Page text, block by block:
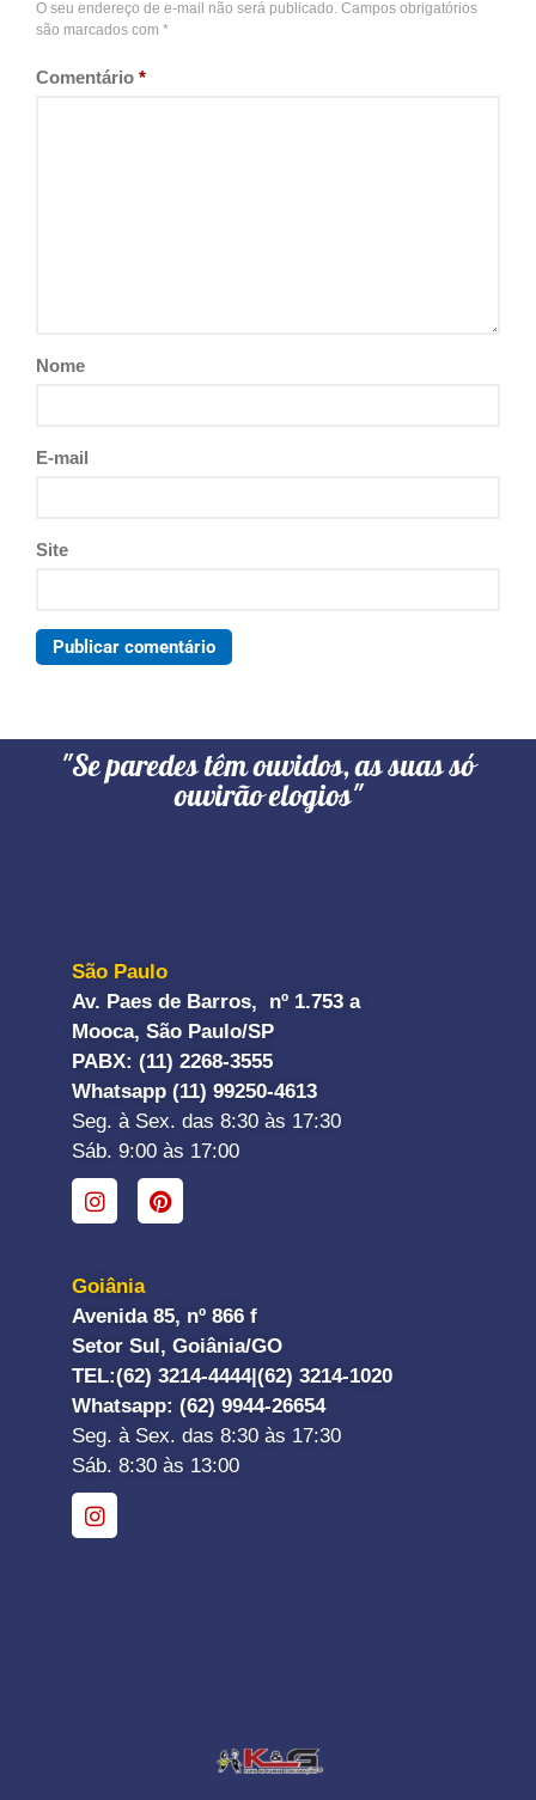
O seu endereço de e-mail não será publicado. Campos obrigatórios
são marcados com *
Comentário *
Nome
E-mail
Site
"Se paredes têm ouvidos, as suas só
ouvirão elogios"
São Paulo
Av. Paes de Barros, nº 1.753 a
Mooca, São Paulo/SP
PABX: (11) 2268-3555
Whatsapp (11) 99250-4613
Seg. à Sex. das 8:30 às 17:30
Sáb. 9:00 às 17:00
Goiânia
Avenida 85, nº 866 f
Setor Sul, Goiânia/GO
TEL:(62) 3214-4444| (62) 3214-1020
Whatsapp: (62) 9944-26654
Seg. à Sex. das 8:30 às 17:30
Sáb. 8:30 às 13:00